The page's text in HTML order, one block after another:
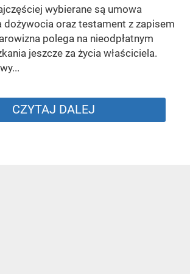
wybierane są umowa
dożywocia oraz testament z zapisem
polega na nieodpłatnym
jeszcze za życia właściciela.
CZYTAJ DALEJ